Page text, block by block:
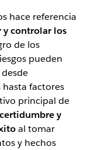
hace referencia
y controlar los
de los
pueden
factores
principal de
y
al tomar
y hechos